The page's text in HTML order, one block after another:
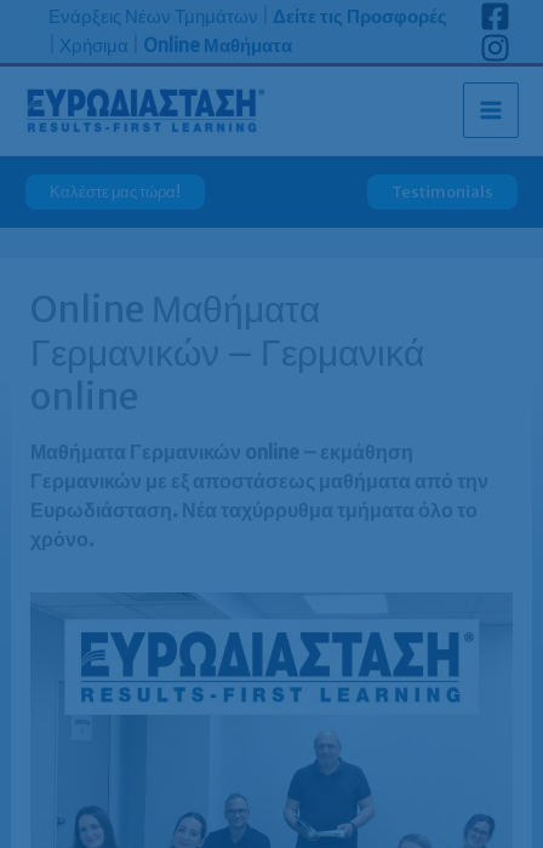
Μετάβαση
περιεχόμενο
Ενάρξεις Νέων Τμημάτων
Δείτε τις Προσφορές
Χρήσιμα Online Μαθήματα
Καλέστε μας τώρα! Testimonials
Online Μαθήματα
Γερμανικών – Γερμανικά
online
Μαθήματα Γερμανικών online – εκμάθηση
Γερμανικών με εξ αποστάσεως μαθήματα από την
Ευρωδιάσταση. Νέα ταχύρρυθμα τμήματα όλο το
χρόνο.